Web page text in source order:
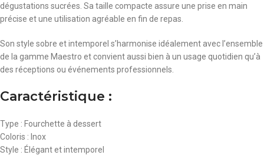
dégustations sucrées. Sa taille compacte assure une prise en main
précise et une utilisation agréable en fin de repas.
Son style sobre et intemporel s’harmonise idéalement avec l’ensemble
de la gamme Maestro et convient aussi bien à un usage quotidien qu’à
des réceptions ou événements professionnels.
Caractéristique :
Type : Fourchette à dessert
Coloris : Inox
Style : Élégant et intemporel